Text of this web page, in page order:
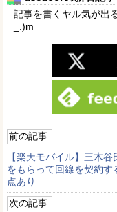
記事を書くヤル気が出
_.)m
前の記事
【楽天モバイル】三木
をもらって回線を契約
点あり
次の記事